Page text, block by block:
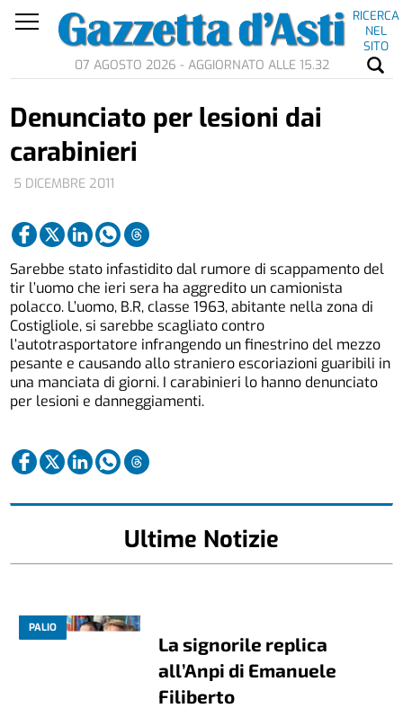
RICERCA
NEL
SITO
07 AGOSTO 2026 - AGGIORNATO ALLE 15.32
5 DICEMBRE 2011
Denunciato per lesioni dai
carabinieri
Sarebbe stato infastidito dal rumore di scappamento del
tir l’uomo che ieri sera ha aggredito un camionista
polacco. L’uomo, B.R, classe 1963, abitante nella zona di
Costigliole, si sarebbe scagliato contro
l’autotrasportatore infrangendo un finestrino del mezzo
pesante e causando allo straniero escoriazioni guaribili in
una manciata di giorni. I carabinieri lo hanno denunciato
per lesioni e danneggiamenti.
Ultime Notizie
PALIO
La signorile replica
all’Anpi di Emanuele
Filiberto